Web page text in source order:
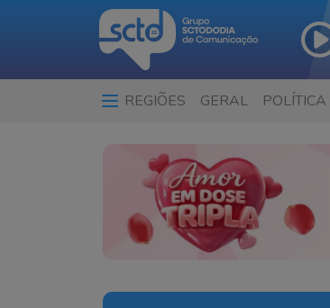
REGIÕES GERAL POLÍTICA